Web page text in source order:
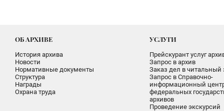
ОБ АРХИВЕ
История архива
Новости
Нормативные документы
Структура
Награды
Охрана труда
УСЛУГИ
Прейскурант услуг
Запрос в архив
Заказ дел в читальный
Запрос в Справочно-
информационный
федеральных
архивов
Проведение экскурсий